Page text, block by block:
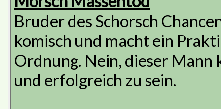
Bruder des Schorsch
komisch und macht ein
Ordnung. Nein, dieser Mann
und erfolgreich zu sein.